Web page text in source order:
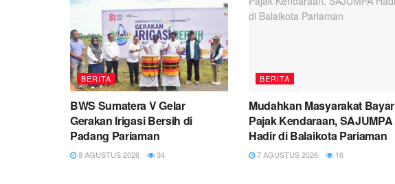
BERITA
BWS Sumatera V Gelar
Gerakan Irigasi Bersih di
Padang Pariaman
8 AGUSTUS 2026 34
BERITA
Mudahkan Masyarakat Bayar
Pajak Kendaraan, SAJUMPA
Hadir di Balaikota Pariaman
7 AGUSTUS 2026 16